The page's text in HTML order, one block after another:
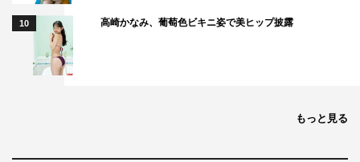
10 高崎かなみ、葡萄色ビキニ姿で美ヒップ披露
もっと見る